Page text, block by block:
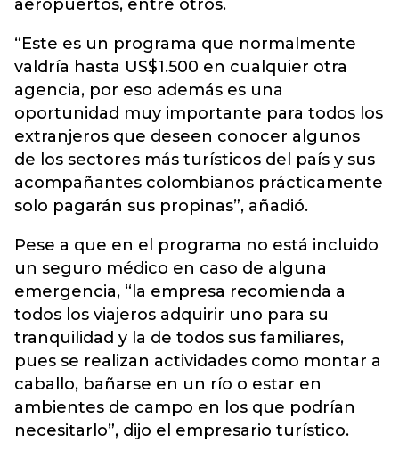
aeropuertos, entre otros.
“Este es un programa que normalmente
valdría hasta US$1.500 en cualquier otra
agencia, por eso además es una
oportunidad muy importante para todos los
extranjeros que deseen conocer algunos
de los sectores más turísticos del país y sus
acompañantes colombianos prácticamente
solo pagarán sus propinas”, añadió.
Pese a que en el programa no está incluido
un seguro médico en caso de alguna
emergencia, “la empresa recomienda a
todos los viajeros adquirir uno para su
tranquilidad y la de todos sus familiares,
pues se realizan actividades como montar a
caballo, bañarse en un río o estar en
ambientes de campo en los que podrían
necesitarlo”, dijo el empresario turístico.